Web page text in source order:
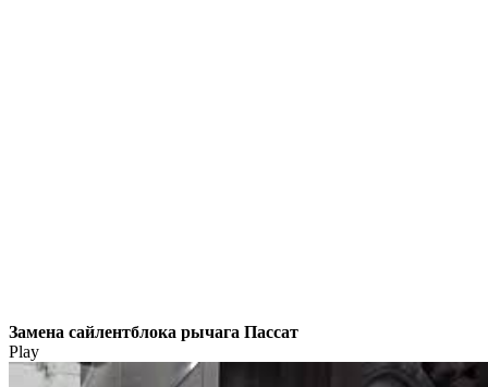
Замена сайлентблока рычага Пассат
Play